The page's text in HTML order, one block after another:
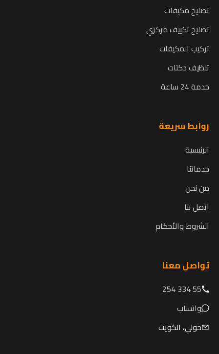
تصليح مكيفات
تصليح تكييف مركزي
تركيب المكيفات
تنظيف دكتات
خدمة 24 ساعة
روابط سريعة
الرئيسية
خدماتنا
من نحن
اتصل بنا
الشروط والأحكام
تواصل معنا
55 334 254
واتساب
حولي، الكويت